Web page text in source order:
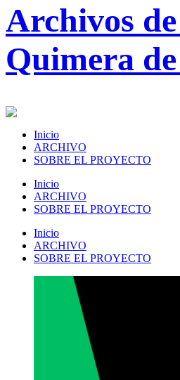
Archivos
Quimera
Inicio
ARCHIVO
SOBRE EL PROYECTO
Inicio
ARCHIVO
SOBRE EL PROYECTO
Inicio
ARCHIVO
SOBRE EL PROYECTO